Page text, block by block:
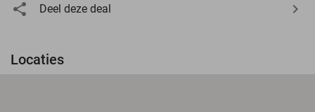
Deel deze deal
Locaties